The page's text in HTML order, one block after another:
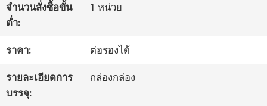
ทัวร์
โรงงาน
ควบคุม
จำนวนสั่งซื้อขั้น
ต่ำ:
1 หน่วย
ราคา: ต่อรองได้
รายละเอียดการ
บรรจุ:
กล่องกล่อง